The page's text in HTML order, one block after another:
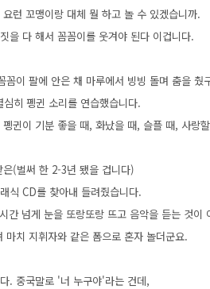
런 꼬맹이랑 대체 뭘 하고 놀 수 있겠습니까.
을 다 해서 꼼꼼이를 웃겨야 된다 이겁니다.
꼼이 팔에 안은 채 마루에서 빙빙 돌며 춤을 췄
히 펭귄 소리를 연습했습니다.
귄이 기분 좋을 때, 화났을 때, 슬플 때, 사랑
(벌써 한 2-3년 됐을 겁니다)
식 CD를 찾아내 들려줬습니다.
간 넘게 눈을 또랑또랑 뜨고 음악을 듣는 것이
치 지휘자와 같은 폼으로 혼자 놀더군요.
. 중국말로 '너 누구야'라는 건데,